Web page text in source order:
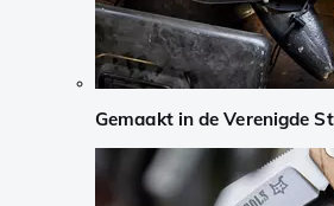
Gemaakt in de Verenigde